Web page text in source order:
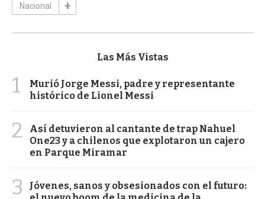
Nacional
Las Más Vistas
1
Murió Jorge Messi, padre y representante
histórico de Lionel Messi
2
Así detuvieron al cantante de trap Nahuel
One23 y a chilenos que explotaron un cajero
en Parque Miramar
3
Jóvenes, sanos y obsesionados con el futuro: